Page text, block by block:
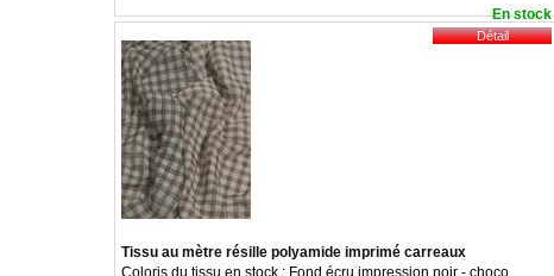
En stock
Tissu au mètre résille polyamide imprimé carreaux
Coloris du tissu en stock : Fond écru impression noir - choco